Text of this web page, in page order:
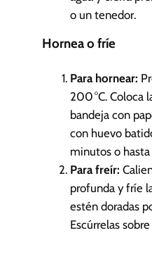
o un tenedor.
Hornea o fríe
Para hornear:
200 °C. Coloca
bandeja con
con huevo
minutos o
Para freír:
profunda y fríe
estén doradas
Escúrrelas